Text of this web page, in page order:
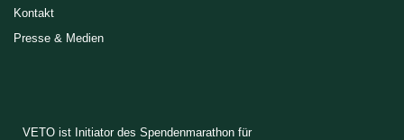
Kontakt
Presse & Medien
VETO ist Initiator des Spendenmarathon für